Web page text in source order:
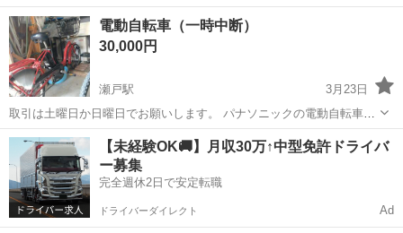
不要であれば取り外してください 使用感あります
岡山 都窪郡 早島駅 マウンテンバイク
電動自転車（一時中断）
30,000円
瀬戸駅
3月23日
取引は土曜日か日曜日でお願いします。 パナソニックの電動自転車で
す。 元々10年ほど前に買った3人乗り用の自転車でした。子供が大き
くなるにつれて子供乗せる所を外して今の形態です。 問題なく乗れて
います。ライトも自動でつきます...
岡山 瀬戸内市 瀬戸駅 マウンテンバイク パナソニック
【未経験OK🚚】月収30万↑中型免許ドライバ
ー募集
完全週休2日で安定転職
ドライバーダイレクト Ad